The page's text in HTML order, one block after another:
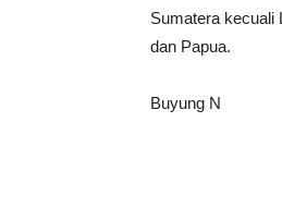
Sumatera kecuali
dan Papua.
Buyung N